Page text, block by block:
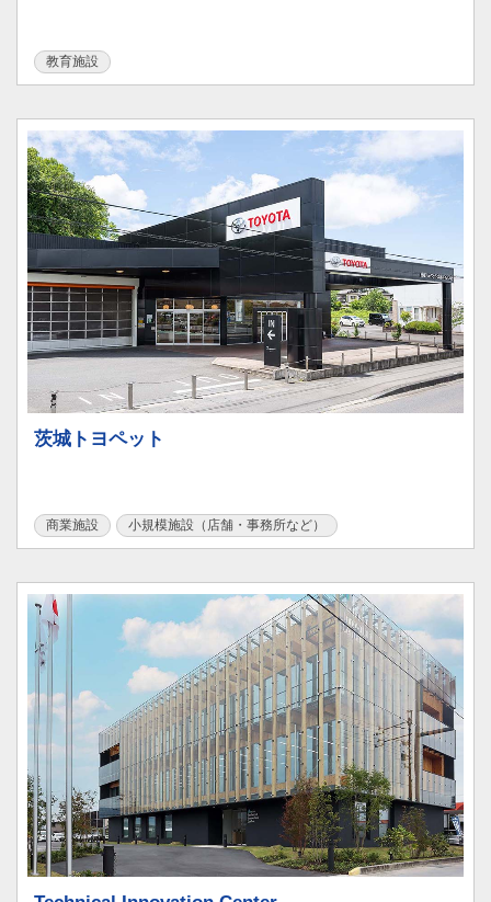
教育施設
茨城トヨペット
商業施設 小規模施設（店舗・事務所など）